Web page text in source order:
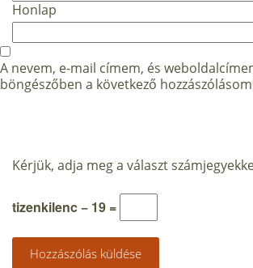
Honlap
A nevem, e-mail címem, és
böngészőben a következő
Kérjük, adja meg a választ
tizenkilenc − 19 =